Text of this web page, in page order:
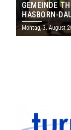
GEMEINDE
HASBORN-
MILLIONEN
Montag, 3. August